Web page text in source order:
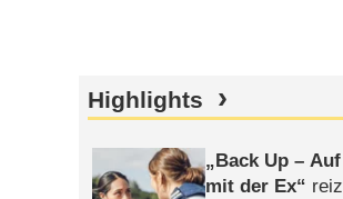
Highlights
Back Up –
mit der Ex